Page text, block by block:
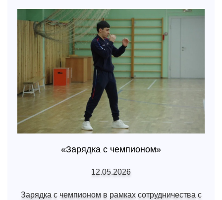
«Зарядка с чемпионом»
12.05.2026
Зарядка с чемпионом в рамках сотрудничества с